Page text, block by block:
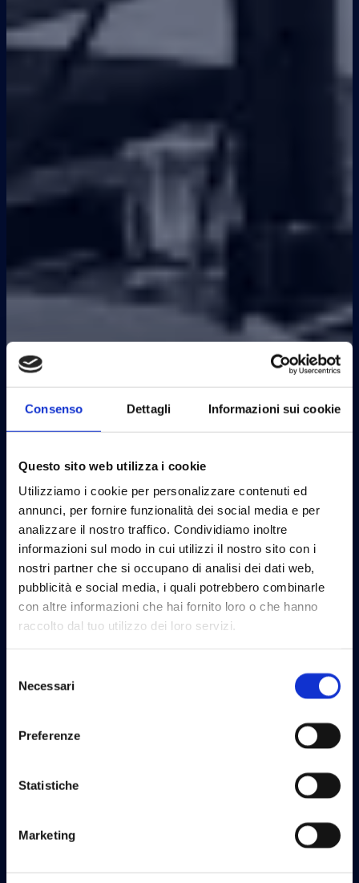
Consenso Dettagli Informazioni sui cookie
Questo sito web utilizza i cookie
Utilizziamo i cookie per personalizzare contenuti ed
annunci, per fornire funzionalità dei social media e per
analizzare il nostro traffico. Condividiamo inoltre
informazioni sul modo in cui utilizzi il nostro sito con i
nostri partner che si occupano di analisi dei dati web,
pubblicità e social media, i quali potrebbero combinarle
con altre informazioni che hai fornito loro o che hanno
raccolto dal tuo utilizzo dei loro servizi.
delNecessari
Preferenze
Statistiche
Marketing